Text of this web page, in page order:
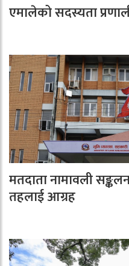
एमालेको सदस्यता
मतदाता नामावली
तहलाई आग्रह